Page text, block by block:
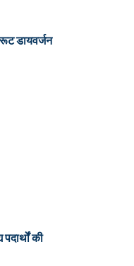
डायवर्जन
की